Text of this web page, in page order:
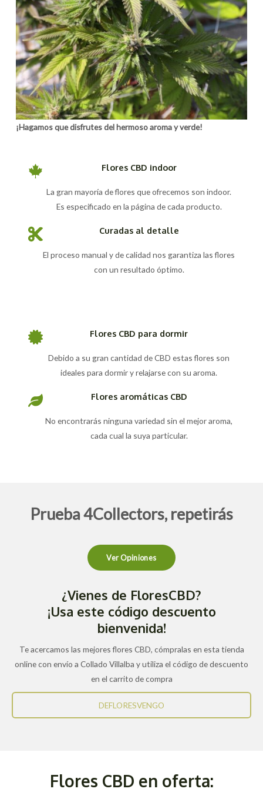
¡Hagamos que disfrutes del hermoso aroma y verde!
Flores CBD indoor
La gran mayoría de flores que ofrecemos son indoor.
Es especificado en la página de cada producto.
Curadas al detalle
El proceso manual y de calidad nos garantiza las flores
con un resultado óptimo.
Flores CBD para dormir
Debido a su gran cantidad de CBD estas flores son
ideales para dormir y relajarse con su aroma.
Flores aromáticas CBD
No encontrarás ninguna variedad sin el mejor aroma,
cada cual la suya particular.
Prueba 4Collectors, repetirás
Ver Opiniones
¿Vienes de FloresCBD?
¡Usa este código descuento
bienvenida!
Te acercamos las mejores flores CBD, cómpralas en esta tienda
online con envío a Collado Villalba y utiliza el código de descuento
en el carrito de compra
DEFLORESVENGO
Flores CBD en oferta: